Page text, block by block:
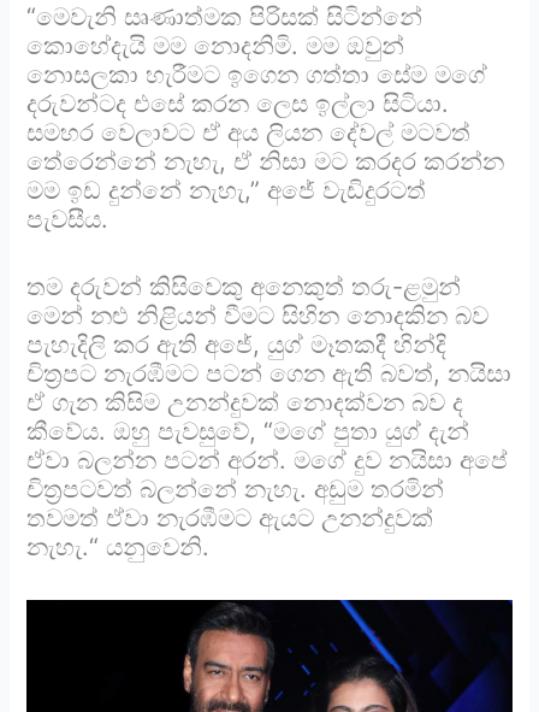
“මෙවැනි සෘණාත්මක පිරිසක් සිටින්නේ
කොහේදැයි මම නොදනිමි. මම ඔවුන්
නොසලකා හැරීමට ඉගෙන ගත්තා සේම මගේ
දරුවන්ටද එසේ කරන ලෙස ඉල්ලා සිටියා.
සමහර වෙලාවට ඒ අය ලියන දේවල් මටවත්
තේරෙන්නේ නැහැ, ඒ නිසා මට කරදර කරන්න
මම ඉඩ දුන්නේ නැහැ,” අජේ වැඩිදුරටත්
පැවසීය.
තම දරුවන් කිසිවෙකු අනෙකුත් තරු-ළමුන්
මෙන් නළු නිළියන් වීමට සිහින නොදකින බව
පැහැදිලි කර ඇති අජේ, යුග් මෑතකදී හින්දි
චිත්‍රපට නැරඹීමට පටන් ගෙන ඇති බවත්, නයිසා
ඒ ගැන කිසිම උනන්දුවක් නොදක්වන බව ද
කීවේය. ඔහු පැවසුවේ, “මගේ පුතා යුග් දැන්
ඒවා බලන්න පටන් අරන්. මගේ දුව නයිසා අපේ
චිත්‍රපටවත් බලන්නේ නැහැ. අඩුම තරමින්
තවමත් ඒවා නැරඹීමට ඇයට උනන්දුවක්
නැහැ.“ යනුවෙනි.